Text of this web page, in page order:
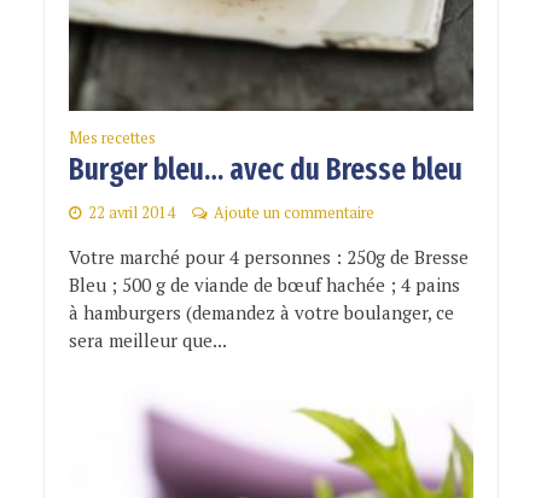
Mes recettes
Burger bleu… avec du Bresse bleu
22 avril 2014 Ajoute un commentaire
Votre marché pour 4 personnes : 250g de Bresse
Bleu ; 500 g de viande de bœuf hachée ; 4 pains
à hamburgers (demandez à votre boulanger, ce
sera meilleur que...